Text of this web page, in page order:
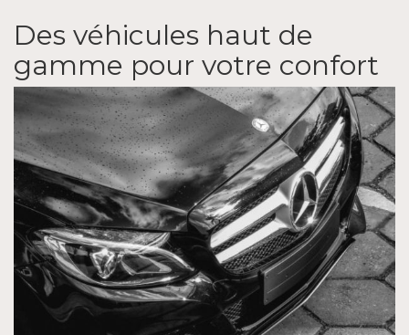
Des véhicules haut de
gamme pour votre confort